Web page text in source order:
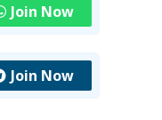
Join Now
Join Now